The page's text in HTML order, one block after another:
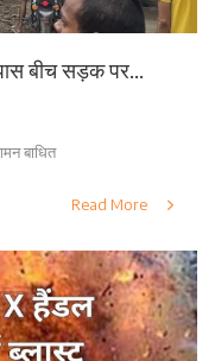
बीच सड़क पर...
बाधित
Read More